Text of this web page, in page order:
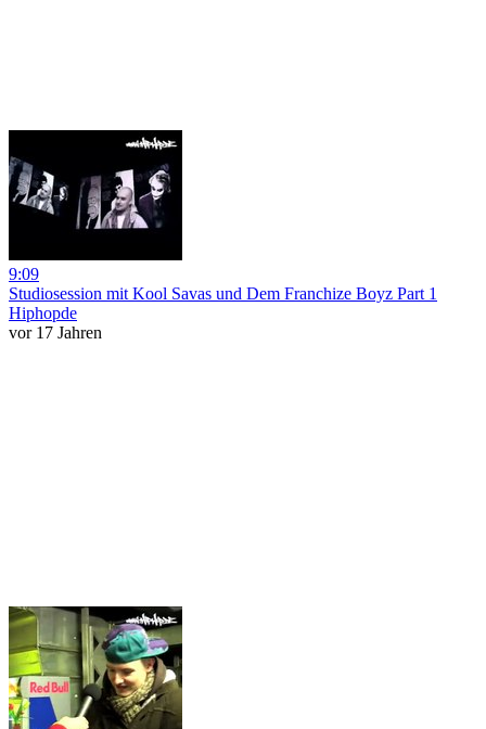
9:09
Studiosession mit Kool Savas und Dem Franchize Boyz Part 1
Hiphopde
vor 17 Jahren